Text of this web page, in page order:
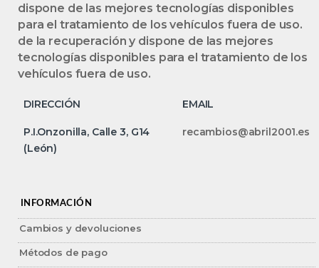
dispone de las mejores tecnologías disponibles
para el tratamiento de los vehículos fuera de uso.
de la recuperación y dispone de las mejores
tecnologías disponibles para el tratamiento de los
vehículos fuera de uso.
DIRECCIÓN EMAIL
P.I.Onzonilla, Calle 3, G14
(León)
recambios@abril2001.es
INFORMACIÓN
Cambios y devoluciones
Métodos de pago